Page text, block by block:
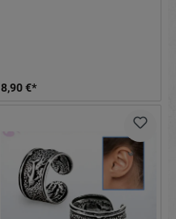
8,90 €*